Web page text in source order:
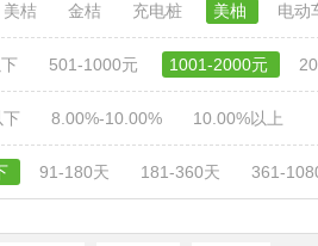
美桔 金桔 充电桩 美柚 电动
501-1000元 1001-2000元
下 8.00%-10.00% 10.00%以上
91-180天 181-360天 361-